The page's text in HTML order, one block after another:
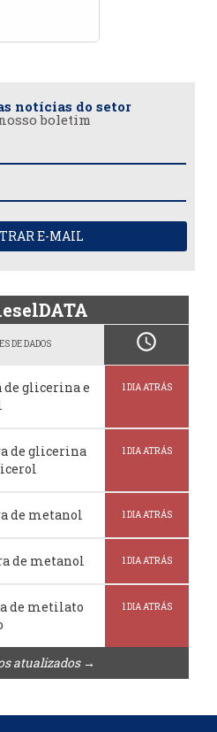
notícias do setor
boletim
E-MAIL
DE DADOS schedule
glicerina e
1 DIA ATRÁS
de glicerina
1 DIA ATRÁS
de metanol 1 DIA ATRÁS
de metanol 1 DIA ATRÁS
de metilato
1 DIA ATRÁS
atualizados →